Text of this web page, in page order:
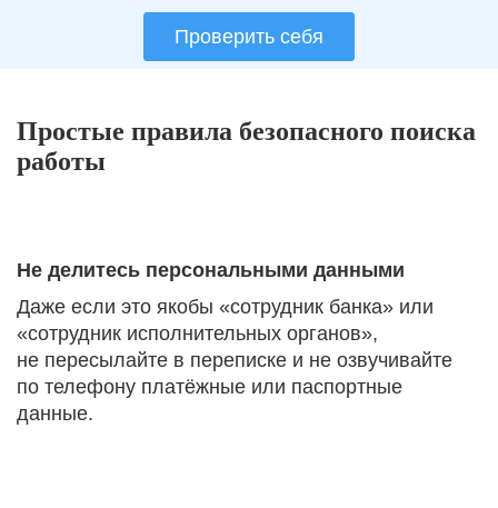
Проверить себя
Простые правила безопасного поиска
работы
Не делитесь персональными данными
Даже если это якобы «сотрудник банка» или
«сотрудник исполнительных органов»,
не пересылайте в переписке и не озвучивайте
по телефону платёжные или паспортные
данные.